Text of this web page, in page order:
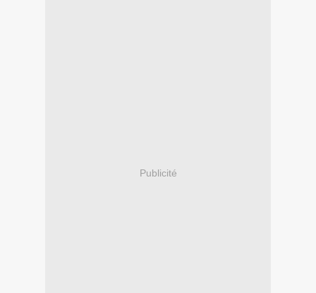
Publicité